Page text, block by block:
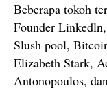
Beberapa tokoh
Founder
Slush pool,
Elizabeth Stark,
Antonopoulos,